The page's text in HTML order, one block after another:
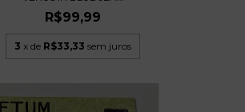
R$99,99
3 x de R$33,33 sem juros